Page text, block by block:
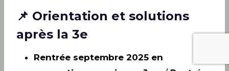
📌 Orientation et solutions
après la 3e
Rentrée septembre 2025 en